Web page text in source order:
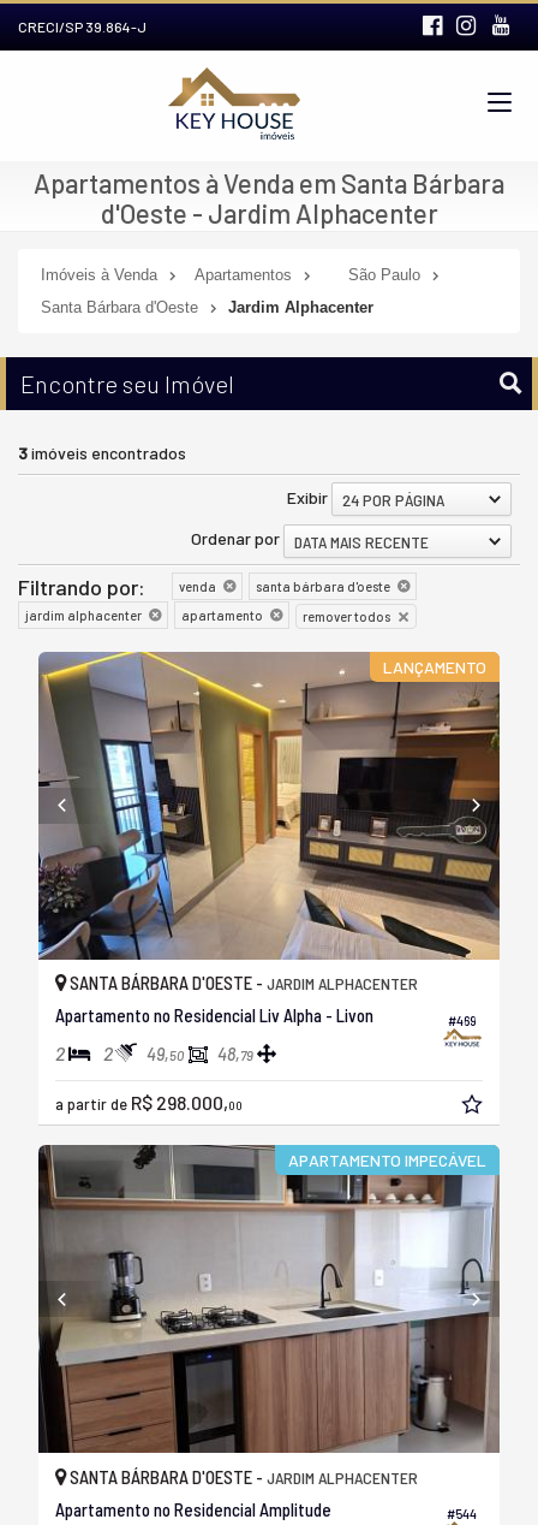
CRECI/SP 39.864-J
Apartamentos à Venda em Santa Bárbara
d'Oeste - Jardim Alphacenter
Imóveis à Venda Apartamentos
São Paulo
Santa Bárbara d'Oeste
Jardim Alphacenter
Encontre seu Imóvel
3imóveis encontrados
Exibir
24 POR PÁGINA
Ordenar por
DATA MAIS RECENTE
Filtrando por: venda
santa bárbara d'oeste
jardim alphacenter
apartamento remover todos
LANÇAMENTO
#469
SANTA BÁRBARA D'OESTE - JARDIM ALPHACENTER
Apartamento no Residencial Liv Alpha - Livon
2 2 49,50 48,79
a partir de R$ 298.000,00
APARTAMENTO IMPECÁVEL
#544
SANTA BÁRBARA D'OESTE - JARDIM ALPHACENTER
Apartamento no Residencial Amplitude